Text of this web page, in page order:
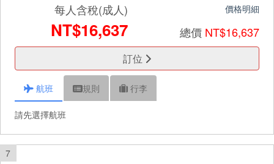
每人含稅(成人)
NT$16,637
價格明細
總價 NT$16,637
訂位
航班 規則 行李
請先選擇航班
7